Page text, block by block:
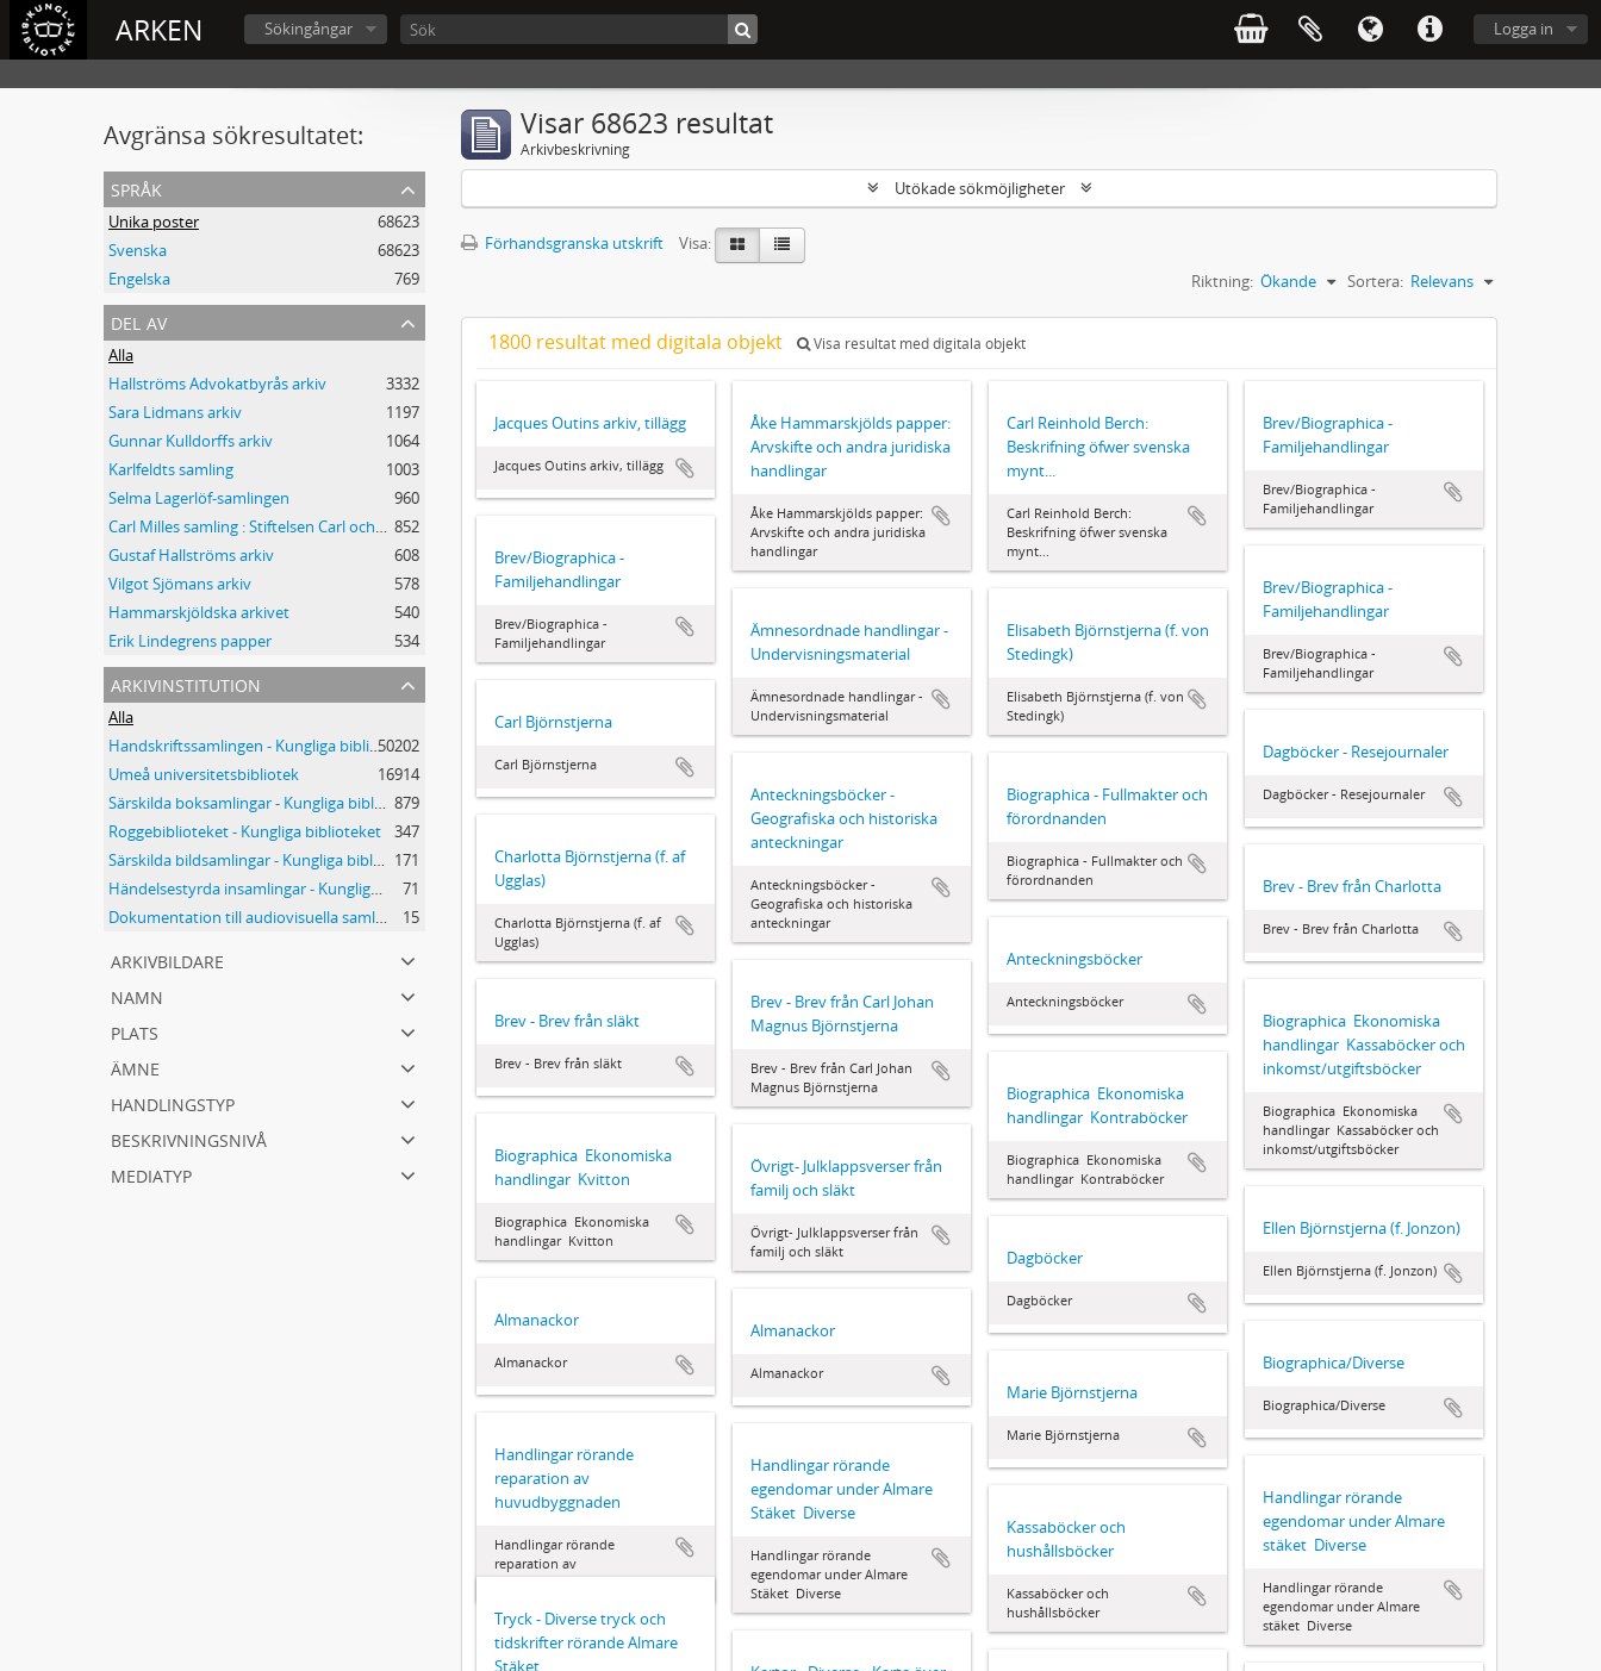
ARKEN Logga in
Sökingångar
Avgränsa sökresultatet:
språk
Unika poster
68623
Svenska
68623
Engelska
769
del av
Alla
Hallströms Advokatbyrås arkiv
3332
Sara Lidmans arkiv
1197
Gunnar Kulldorffs arkiv
1064
Karlfeldts samling
1003
Selma Lagerlöf-samlingen
960
Carl Milles samling : Stiftelsen Carl och Olga Milles Lidingöhem 852
Gustaf Hallströms arkiv
608
Vilgot Sjömans arkiv
578
Hammarskjöldska arkivet
540
Erik Lindegrens papper
534
arkivinstitution
Alla
Handskriftssamlingen - Kungliga biblioteket50202
Umeå universitetsbibliotek
16914
Särskilda boksamlingar - Kungliga biblioteket 879
Roggebiblioteket - Kungliga biblioteket
347
Särskilda bildsamlingar - Kungliga biblioteket 171
Händelsestyrda insamlingar - Kungliga biblioteket
71
Dokumentation till audiovisuella samlingar - Kungliga biblioteket
15
arkivbildare
namn
plats
ämne
handlingstyp
beskrivningsnivå
mediatyp
Visar 68623 resultat
Arkivbeskrivning
Utökade sökmöjligheter
Förhandsgranska utskrift
Visa:
Sortera: Relevans
Riktning: Ökande
1800 resultat med digitala objekt Visa resultat med digitala objekt
Jacques Outins arkiv, tillägg
Jacques Outins arkiv, tillägg
Åke Hammarskjölds papper:
Arvskifte och andra juridiska
handlingar
Åke Hammarskjölds papper:
Arvskifte och andra juridiska
handlingar
Carl Reinhold Berch:
Beskrifning öfwer svenska
mynt...
Carl Reinhold Berch:
Beskrifning öfwer svenska
mynt...
Brev/Biographica -
Familjehandlingar
Brev/Biographica -
Familjehandlingar
Brev/Biographica -
Familjehandlingar
Brev/Biographica -
Familjehandlingar
Brev/Biographica -
Familjehandlingar
Brev/Biographica -
Familjehandlingar
Ämnesordnade handlingar -
Undervisningsmaterial
Ämnesordnade handlingar -
Undervisningsmaterial
Elisabeth Björnstjerna (f. von
Stedingk)
Elisabeth Björnstjerna (f. von
Stedingk)
Carl Björnstjerna
Carl Björnstjerna
Dagböcker - Resejournaler
Dagböcker - Resejournaler
Anteckningsböcker -
Geografiska och historiska
anteckningar
Anteckningsböcker -
Geografiska och historiska
anteckningar
Biographica - Fullmakter och
förordnanden
Biographica - Fullmakter och
förordnanden
Charlotta Björnstjerna (f. af
Ugglas)
Charlotta Björnstjerna (f. af
Ugglas)
Brev - Brev från Charlotta
Brev - Brev från Charlotta
Anteckningsböcker
Anteckningsböcker
Brev - Brev från Carl Johan
Magnus Björnstjerna
Brev - Brev från Carl Johan
Magnus Björnstjerna
Brev - Brev från släkt
Brev - Brev från släkt
Biographica  Ekonomiska
handlingar  Kassaböcker och
inkomst/utgiftsböcker
Biographica  Ekonomiska
handlingar  Kassaböcker och
inkomst/utgiftsböcker
Biographica  Ekonomiska
handlingar  Kontraböcker
Biographica  Ekonomiska
handlingar  Kontraböcker
Biographica  Ekonomiska
handlingar  Kvitton
Biographica  Ekonomiska
handlingar  Kvitton
Övrigt- Julklappsverser från
familj och släkt
Övrigt- Julklappsverser från
familj och släkt
Ellen Björnstjerna (f. Jonzon)
Ellen Björnstjerna (f. Jonzon)
Dagböcker
Dagböcker
Almanackor
Almanackor
Almanackor
Almanackor Biographica/Diverse
Biographica/Diverse
Marie Björnstjerna
Marie Björnstjerna
Handlingar rörande
reparation av
huvudbyggnaden
Handlingar rörande
reparation av
huvudbyggnaden
Handlingar rörande
egendomar under Almare
Stäket  Diverse
Handlingar rörande
egendomar under Almare
Stäket  Diverse
Handlingar rörande
egendomar under Almare
stäket  Diverse
Handlingar rörande
egendomar under Almare
stäket  Diverse
Kassaböcker och
hushållsböcker
Kassaböcker och
hushållsböcker
Tryck - Diverse tryck och
tidskrifter rörande Almare
Stäket